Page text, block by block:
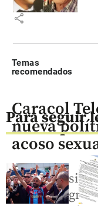
share
Temas
recomendados
Para seguir
Caracol
nueva
acoso
Una Comisión
dio un